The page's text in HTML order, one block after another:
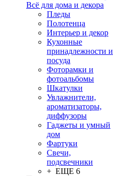
Всё для дома и декора
Пледы
Полотенца
Интерьер и декор
Кухонные
принадлежности и
посуда
Фоторамки и
фотоальбомы
Шкатулки
Увлажнители,
ароматизаторы,
диффузоры
Гаджеты и умный
дом
Фартуки
Свечи,
подсвечники
+ ЕЩЕ 6